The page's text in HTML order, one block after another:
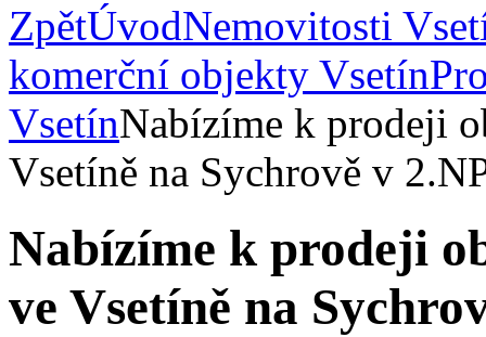
ZpětÚvodNemovitosti
komerční objekty Vsetín
VsetínNabízíme k prodeji
Vsetíně na Sychrově v
Nabízíme k prodeji
ve Vsetíně na